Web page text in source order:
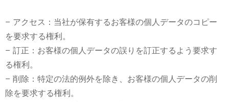
– アクセス：当社が保有するお客様の個人データのコピー
を要求する権利。
– 訂正：お客様の個人データの誤りを訂正するよう要求す
る権利。
– 削除：特定の法的例外を除き、お客様の個人データの削
除を要求する権利。